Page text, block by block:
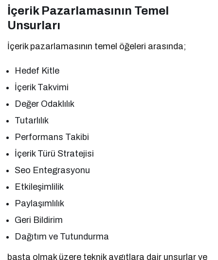
İçerik Pazarlamasının Temel
Unsurları
İçerik pazarlamasının temel öğeleri arasında;
Hedef Kitle
İçerik Takvimi
Değer Odaklılık
Tutarlılık
Performans Takibi
İçerik Türü Stratejisi
Seo Entegrasyonu
Etkileşimlilik
Paylaşımlılık
Geri Bildirim
Dağıtım ve Tutundurma
başta olmak üzere teknik aygıtlara dair unsurlar ve